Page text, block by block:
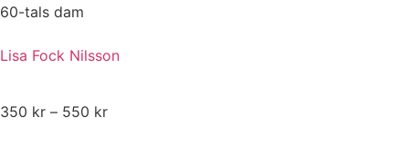
60-tals dam
Lisa Fock Nilsson
350 kr – 550 kr